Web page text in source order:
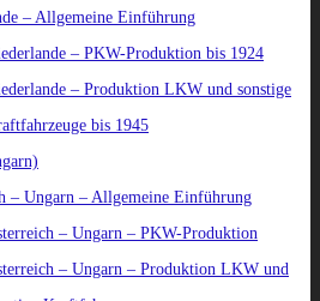
– Allgemeine Einführung
– PKW-Produktion bis 1924
– Produktion LKW und sonstige
bis 1945
– Ungarn – Allgemeine Einführung
– Ungarn – PKW-Produktion
– Ungarn – Produktion LKW und